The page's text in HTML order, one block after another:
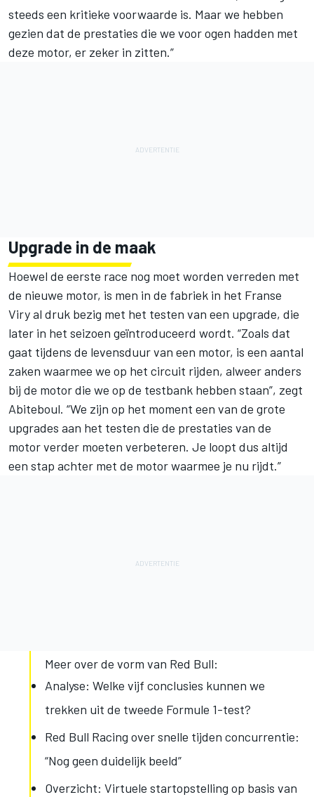
steeds een kritieke voorwaarde is. Maar we hebben
gezien dat de prestaties die we voor ogen hadden met
deze motor, er zeker in zitten.”
Upgrade in de maak
Hoewel de eerste race nog moet worden verreden met
de nieuwe motor, is men in de fabriek in het Franse
Viry al druk bezig met het testen van een upgrade, die
later in het seizoen geïntroduceerd wordt. “Zoals dat
gaat tijdens de levensduur van een motor, is een aantal
zaken waarmee we op het circuit rijden, alweer anders
bij de motor die we op de testbank hebben staan”, zegt
Abiteboul. “We zijn op het moment een van de grote
upgrades aan het testen die de prestaties van de
motor verder moeten verbeteren. Je loopt dus altijd
een stap achter met de motor waarmee je nu rijdt.”
Meer over de vorm van Red Bull:
Analyse: Welke vijf conclusies kunnen we
trekken uit de tweede Formule 1-test?
Red Bull Racing over snelle tijden concurrentie:
“Nog geen duidelijk beeld”
Overzicht: Virtuele startopstelling op basis van